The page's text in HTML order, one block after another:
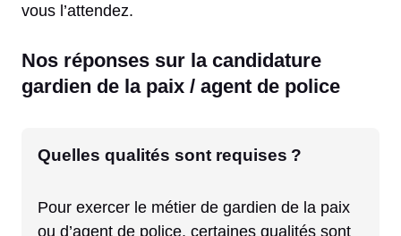
vous l’attendez.
Nos réponses sur la candidature
gardien de la paix / agent de police
Quelles qualités sont requises ?
Pour exercer le métier de gardien de la paix
ou d’agent de police, certaines qualités sont